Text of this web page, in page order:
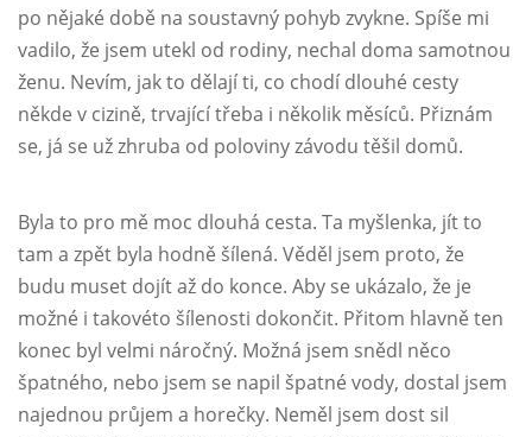
po nějaké době na soustavný pohyb zvykne. Spíše mi
vadilo, že jsem utekl od rodiny, nechal doma samotnou
ženu. Nevím, jak to dělají ti, co chodí dlouhé cesty
někde v cizině, trvající třeba i několik měsíců. Přiznám
se, já se už zhruba od poloviny závodu těšil domů.
Byla to pro mě moc dlouhá cesta. Ta myšlenka, jít to
tam a zpět byla hodně šílená. Věděl jsem proto, že
budu muset dojít až do konce. Aby se ukázalo, že je
možné i takovéto šílenosti dokončit. Přitom hlavně ten
konec byl velmi náročný. Možná jsem snědl něco
špatného, nebo jsem se napil špatné vody, dostal jsem
najednou průjem a horečky. Neměl jsem dost sil